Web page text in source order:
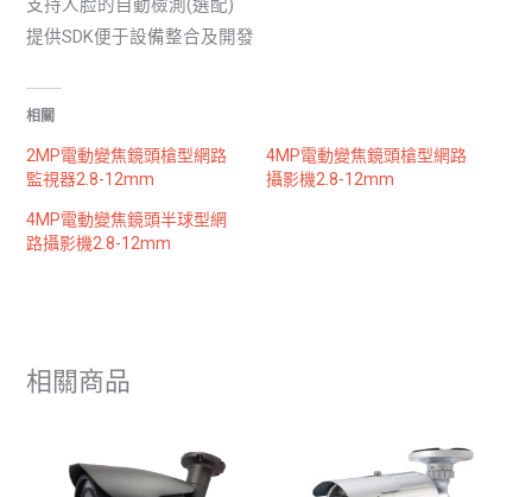
支持人脸的自動檢測(選配)
提供SDK便于設備整合及開發
相關
2MP電動變焦鏡頭槍型網路
監視器2.8-12mm
4MP電動變焦鏡頭槍型網路
攝影機2.8-12mm
4MP電動變焦鏡頭半球型網
路攝影機2.8-12mm
相關商品